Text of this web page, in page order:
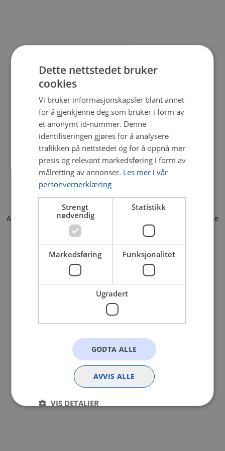
Application error: a client-side exception has occurred (see the
browser console for more information).
Dette nettstedet bruker
cookies
Vi bruker informasjonskapsler blant annet
for å gjenkjenne deg som bruker i form av
et anonymt id-nummer. Denne
identifiseringen gjøres for å analysere
trafikken på nettstedet og for å oppnå mer
presis og relevant markedsføring i form av
målretting av annonser. Les mer i vår
personvernerklæring
Strengt
nødvendig
Statistikk
Markedsføring Funksjonalitet
Ugradert
GODTA ALLE
AVVIS ALLE
VIS DETALJER